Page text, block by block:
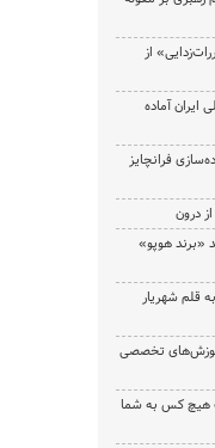
از
ایران آماده
فرانچایز
درون
«برند هوپو»
قلم شهریار
آموزش‌های تخصصی
هیچ کس به شما